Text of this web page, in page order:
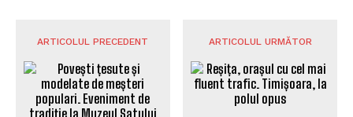
ARTICOLUL PRECEDENT ARTICOLUL URMĂTOR